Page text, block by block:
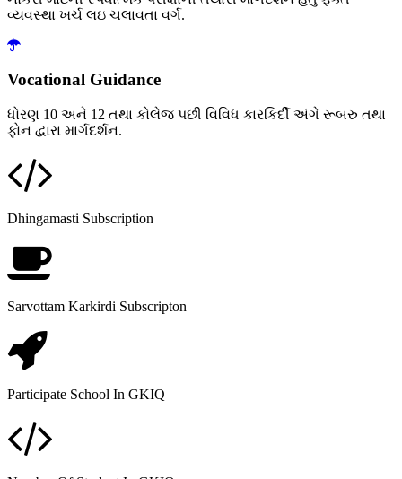
વ્યવસ્થા ખર્ચ લઇ ચલાવતા વર્ગ.
Vocational Guidance
ધોરણ 10 અને 12 તથા કોલેજ પછી વિવિધ કારકિર્દી અંગે રૂબરુ તથા
ફોન દ્વારા માર્ગદર્શન.
Dhingamasti Subscription
Sarvottam Karkirdi Subscripton
Participate School In GKIQ